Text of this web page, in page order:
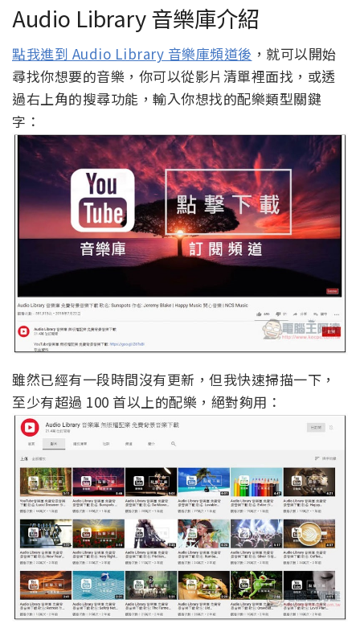
Audio Library 音樂庫介紹
點我進到 Audio Library 音樂庫頻道後 ，就可以開始
尋找你想要的音樂，你可以從影片清單裡面找，或透
過右上角的搜尋功能，輸入你想找的配樂類型關鍵
字：
雖然已經有一段時間沒有更新，但我快速掃描一下，
至少有超過 100 首以上的配樂，絕對夠用：